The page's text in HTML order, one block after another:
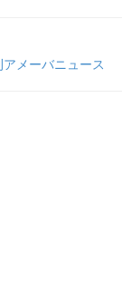
メーバニュース